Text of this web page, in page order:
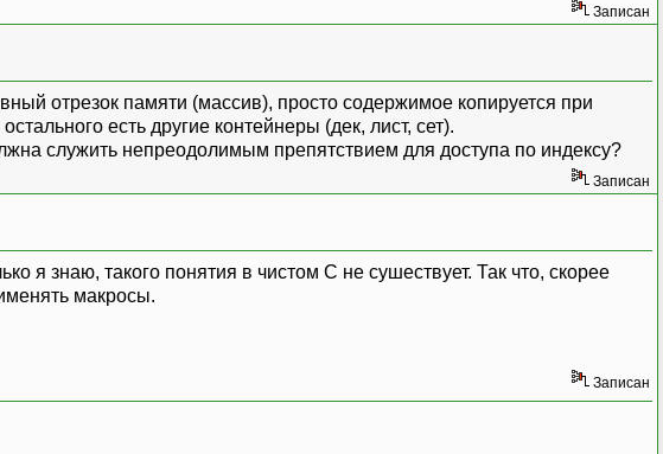
Записан
отрезок памяти (массив), просто содержимое копируется при
есть другие контейнеры (дек, лист, сет).
служить непреодолимым препятствием для доступа по индексу?
Записан
я знаю, такого понятия в чистом С не сушествует. Так что, скорее
макросы.
Записан